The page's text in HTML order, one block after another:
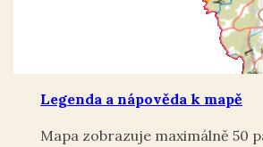
Legenda a nápověda k mapě
Mapa zobrazuje maximálně 50